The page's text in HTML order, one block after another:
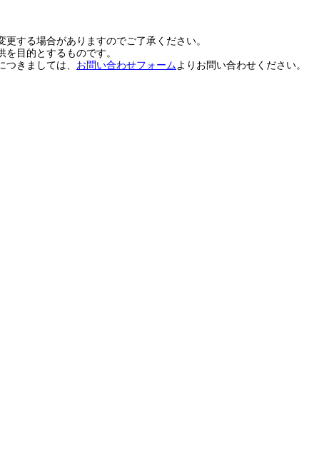
更する場合がありますのでご了承ください。
を目的とするものです。
きましては、 お問い合わせフォームよりお問い合わせください。